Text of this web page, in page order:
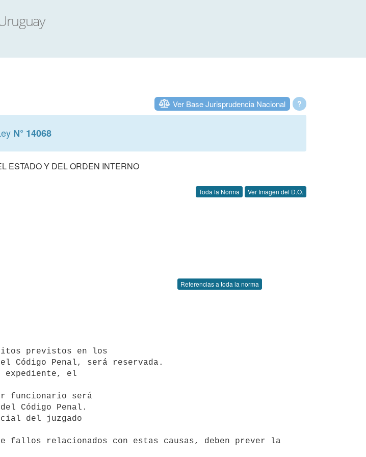
?
Ver Base Jurisprudencia Nacional
N° 14068
ESTADO Y DEL ORDEN INTERNO
Toda la Norma Ver Imagen del D.O.
Referencias a toda la norma
Código Penal, será reservada.
Código Penal.